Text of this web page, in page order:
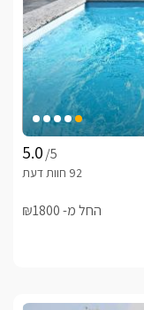
/5
החל מ- ₪1800